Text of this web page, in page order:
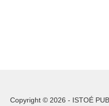
Copyright © 2026 - ISTOÉ